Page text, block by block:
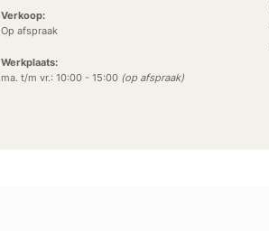
Verkoop:
Op afspraak
Werkplaats:
ma. t/m vr.: 10:00 - 15:00 (op afspraak)